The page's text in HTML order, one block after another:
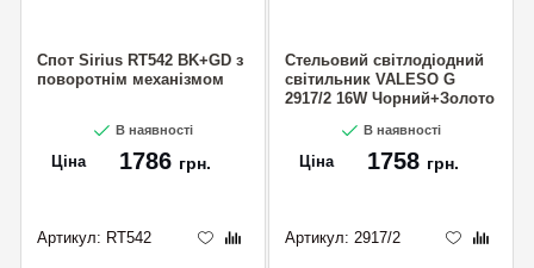
Спот Sirius RT542 BK+GD з
поворотнім механізмом
В наявності
Ціна 1786 грн.
Артикул: RT542
Стельовий світлодіодний
світильник VALESO G
2917/2 16W Чорний+Золото
В наявності
Ціна 1758 грн.
Артикул: 2917/2